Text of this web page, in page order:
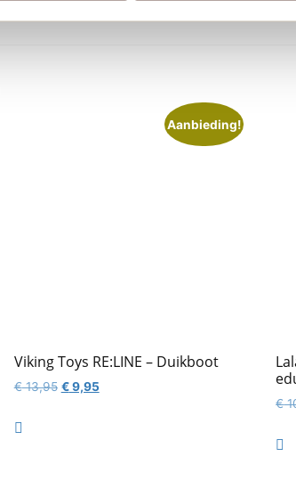
Aanbieding!
Viking Toys RE:LINE – Duikboot
€13,95 Oorspronkelijke
€9,95Huidige

€
